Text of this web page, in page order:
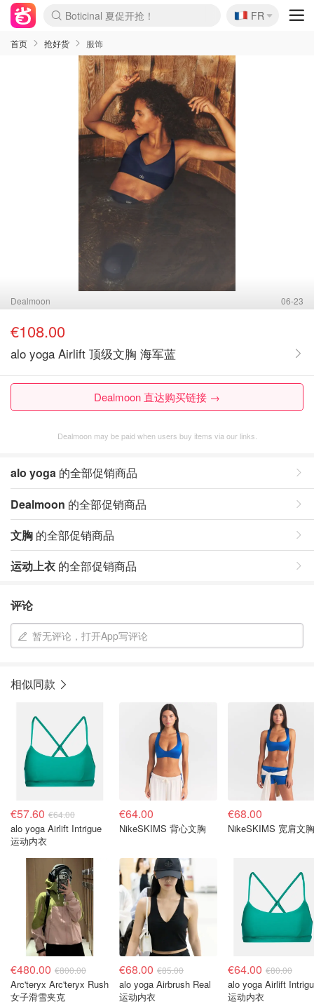
4折！lulu周四疯狂上新
还没结束！&OtherStories大促
Joybuy变相75折 随时失效
速领！Stanley独家85折
疑似霸哥！Camper额外叠85折
Zalando 奥莱闪促！每日更新
Moncler反季囤！5折起+叠9折
Coach Brooklyn仅€192
🇫🇷
FR
首页 抢好货 服饰
Dealmoon 06-23
€108.00
alo yoga Airlift 顶级文胸 海军蓝
Dealmoon 直达购买链接 →
Dealmoon may be paid when users buy items via our links.
alo yoga 的全部促销商品
Dealmoon 的全部促销商品
文胸 的全部促销商品
运动上衣 的全部促销商品
评论
暂无评论，打开App写评论
相似同款
€57.60 €64.00
alo yoga Airlift Intrigue
运动内衣
€64.00
NikeSKIMS 背心文胸
€68.00
NikeSKIMS 宽肩文胸
€480.00 €800.00
Arc'teryx Arc'teryx Rush
女子滑雪夹克
€68.00 €85.00
alo yoga Airbrush Real
运动内衣
€64.00 €80.00
alo yoga Airlift
运动内衣